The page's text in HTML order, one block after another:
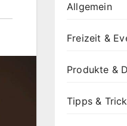
Allgemein
Freizeit &
Produkte &
Tipps &